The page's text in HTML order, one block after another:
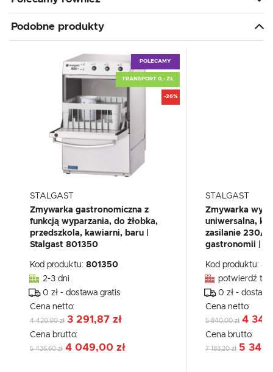
Podobne produkty
POLECAMY
TRANSPORT 0,- ZŁ
-26%
STALGAST
Zmywarka gastronomiczna z
funkcją wyparzania, do żłobka,
przedszkola, kawiarni, baru |
Stalgast 801350
Kod produktu: 801350
2-3 dni
0 zł - dostawa gratis
Cena netto:
4 420,00 zł 3 291,87 zł
Cena brutto:
5 436,60 zł 4 049,00 zł
STALGAST
Zmywarka
uniwersalna,
zasilanie 230/
gastronomii |
Kod produktu:
potwierdź
0 zł -
Cena netto:
5 840,00 zł 4
Cena brutto:
7 183,20 zł 5